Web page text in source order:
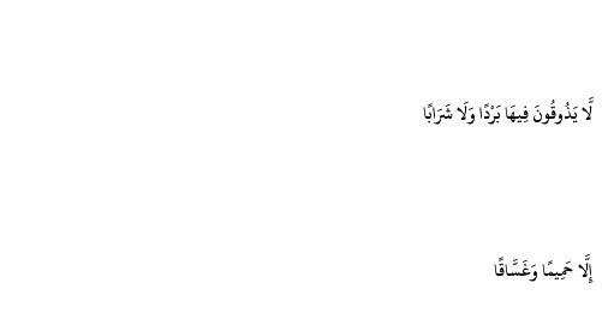
لَّا يَذُوقُونَ فِيهَا بَرْدًا وَلَا شَرَابًا
إِلَّا حَمِيمًا وَغَسَّاقًا